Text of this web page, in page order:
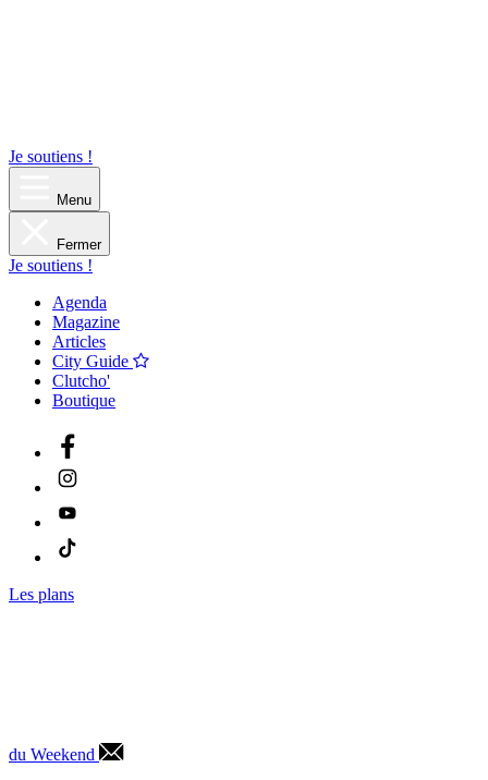
Je soutiens !
Menu
Fermer
Je soutiens !
Agenda
Magazine
Articles
City Guide
Clutcho'
Boutique
Les plans
du Weekend